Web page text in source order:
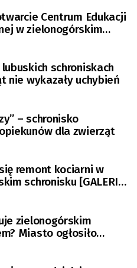
Centrum Edukacji
w zielonogórskim
schroniskach
nie wykazały uchybień
– schronisko
dla zwierząt
remont kociarni w
schronisku [GALERIA
zielonogórskim
Miasto ogłosiło